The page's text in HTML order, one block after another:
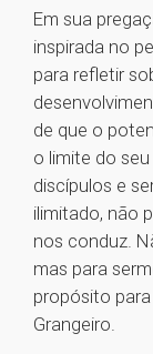
Em sua
inspirada no
para refletir
de que o
o limite do
discípulos e
ilimitado, não
nos conduz.
mas para
propósito
Grangeiro.